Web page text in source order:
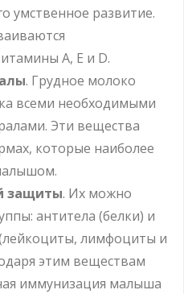
умственное развитие.
А, Е и D.
. Грудное молоко
всеми необходимыми
Эти вещества
которые наиболее
защиты. Их можно
антитела (белки) и
лимфоциты и
этим веществам
иммунизация малыша